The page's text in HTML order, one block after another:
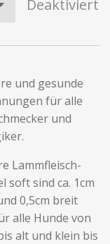
Deaktiviert
und gesunde
für alle
und
Lammfleisch-
soft sind ca. 1cm
0,5cm breit
alle Hunde von
alt und klein bis